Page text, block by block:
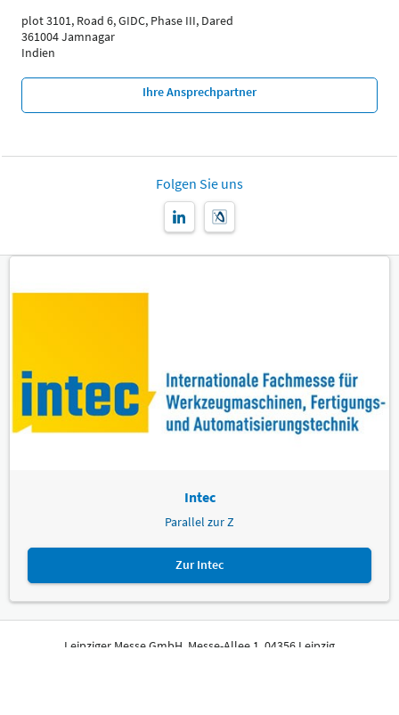
plot 3101, Road 6, GIDC, Phase III, Dared
361004 Jamnagar
Indien
Ihre Ansprechpartner
Folgen Sie uns
Intec
Parallel zur Z
Zur Intec
Leipziger Messe GmbH, Messe-Allee 1, 04356 Leipzig